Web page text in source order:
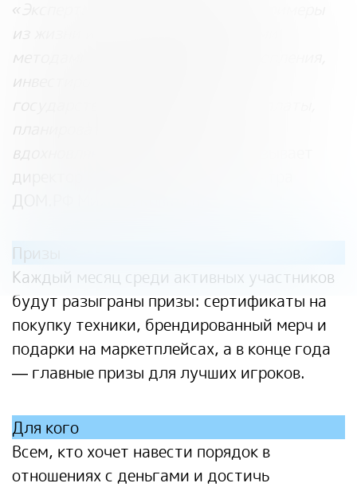
«Эксперты разбирают реальные примеры
из жизни и делятся эффективными
методами, как и где хранить накопления,
инвестировать, оформлять
государственные льготы и соцвыплаты,
планировать траты и ставить
вдохновляющие цели»,
директор Консультационного центра
ДОМ.РФ
Призы
Каждый месяц среди активных участников
будут разыграны призы: сертификаты на
покупку техники, брендированный мерч и
подарки на маркетплейсах, а в конце года
— главные призы для лучших игроков.
Для кого
Всем, кто хочет навести порядок в
отношениях с деньгами и достичь